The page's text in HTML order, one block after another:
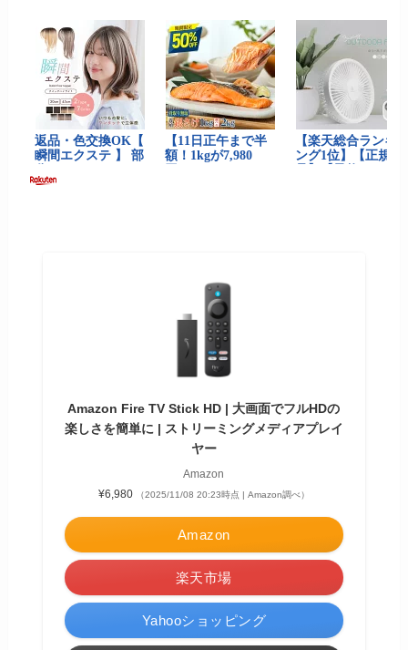
Amazon Fire TV Stick HD | 大画面でフルHDの
楽しさを簡単に | ストリーミングメディアプレイ
ヤー
Amazon
¥6,980
（2025/11/08 20:23時点 | Amazon調べ）
Amazon
楽天市場
Yahooショッピング